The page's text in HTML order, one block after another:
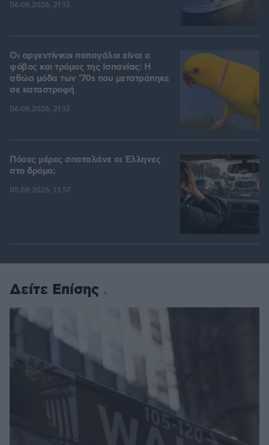
06.08.2026, 21:13
Οι αργεντίνικοι παπαγάλοι είναι ο
φόβος και τρόμος της Ισπανίας: Η
αθώα μόδα των '70s που μετατράπηκε
σε καταστροφή
06.08.2026, 21:13
Πόσες μέρες σπαταλάνε οι Έλληνες
στο δρόμο;
05.08.2026, 13:57
Δείτε Επίσης